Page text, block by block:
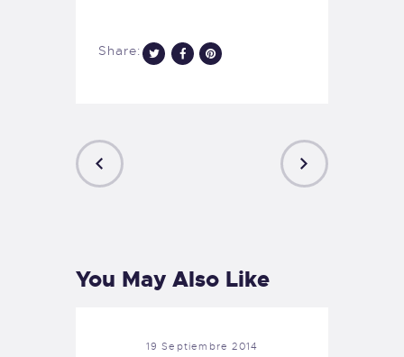
Share:
You May Also Like
19 Septiembre 2014